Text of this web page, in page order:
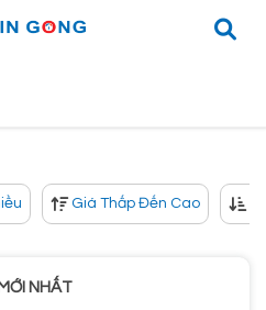
Giá Thấp Đến Cao
NHẤT